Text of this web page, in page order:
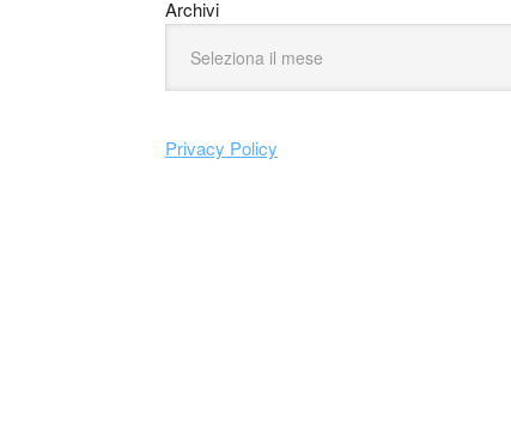
Archivi
Privacy Policy